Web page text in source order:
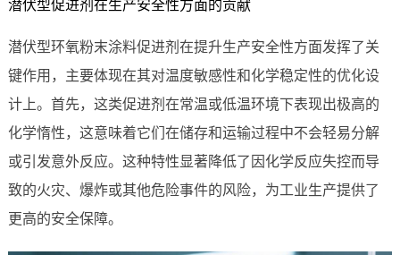
潜伏型促进剂在生产安全性方面的贡献
潜伏型环氧粉末涂料促进剂在提升生产安全性方面发挥了关
键作用，主要体现在其对温度敏感性和化学稳定性的优化设
计上。首先，这类促进剂在常温或低温环境下表现出极高的
化学惰性，这意味着它们在储存和运输过程中不会轻易分解
或引发意外反应。这种特性显著降低了因化学反应失控而导
致的火灾、爆炸或其他危险事件的风险，为工业生产提供了
更高的安全保障。